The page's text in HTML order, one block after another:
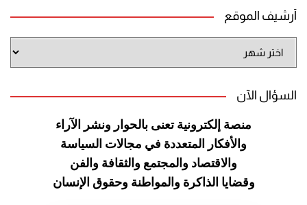
أرشيف الموقع
الموقع
السؤال الآن
منصة إلكترونية تعنى بالحوار ونشر الآراء
والأفكار المتعددة في مجالات السياسة
والاقتصاد والمجتمع والثقافة والفن
وقضايا الذاكرة والمواطنة وحقوق الإنسان